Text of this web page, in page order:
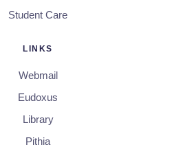
Student Care
LINKS
Webmail
Eudoxus
Library
Pithia